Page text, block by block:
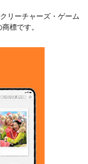
リーチャーズ・ゲーム
標です。